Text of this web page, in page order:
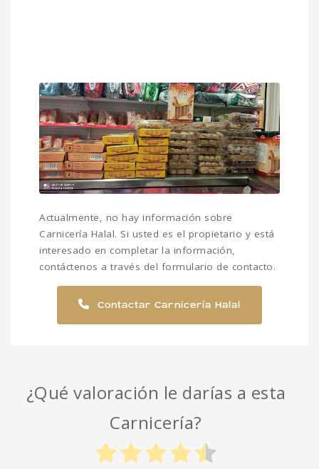
Actualmente, no hay información sobre
Carnicería Halal. Si usted es el propietario y está
interesado en completar la información,
contáctenos a través del formulario de contacto.
Contactar Carnicería Halal
¿Qué valoración le darías a esta
Carnicería?